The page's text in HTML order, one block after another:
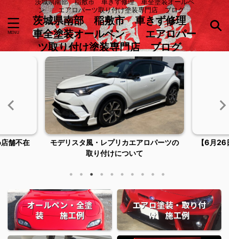
ン エアロパーツ取り付け塗装専門店 ブログ
茨城県南部 稲敷市 車きず修理
車全塗装オールペン エアロパー
ツ取り付け塗装専門店 ブログ
ーツの
【6月26日臨時休業およびご来店につい
てのお知らせ】
稲敷市
オールペン・全塗
装 施工例
エアロ塗装・取り付
け 施工例